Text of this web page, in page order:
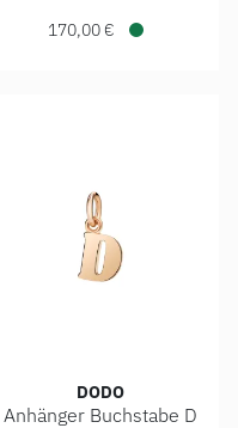
170,00 €
DODO
Anhänger Buchstabe D